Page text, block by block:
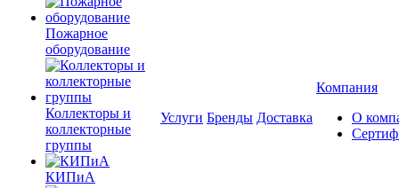
Пожарное
оборудование
Коллекторы и
коллекторные
группы
КИПиА
Услуги Бренды Доставка
Компания
О